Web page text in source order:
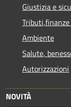
Giustizia e
Ambiente
Salute,
Autorizzazioni
NOVITÀ